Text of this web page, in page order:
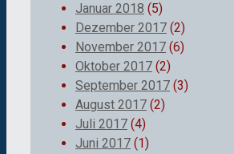
Januar 2018 (5)
Dezember 2017 (2)
November 2017 (6)
Oktober 2017 (2)
September 2017 (3)
August 2017 (2)
Juli 2017 (4)
Juni 2017 (1)